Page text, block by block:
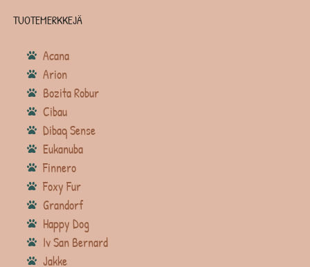
TUOTEMERKKEJÄ
Acana
Arion
Bozita Robur
Cibau
Dibaq Sense
Eukanuba
Finnero
Foxy Fur
Grandorf
Happy Dog
Iv San Bernard
Jakke